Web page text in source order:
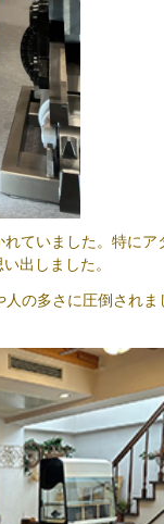
ていました。特に
出しました。
の多さに圧倒され